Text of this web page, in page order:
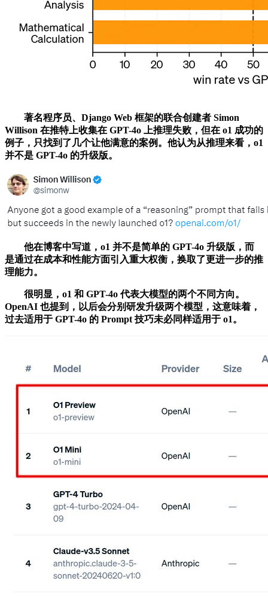
著名程序员、Django Web 框架的联合创建者 Simon
Willison 在推特上收集在 GPT-4o 上推理失败，但在 o1 成功的
例子，只找到了几个让他满意的案例。他认为从推理来看，o1
并不是 GPT-4o 的升级版。
他在博客中写道，o1 并不是简单的 GPT-4o 升级版，而
是通过在成本和性能方面引入重大权衡，换取了更进一步的推
理能力。
很明显，o1 和 GPT-4o 代表大模型的两个不同方向。
OpenAI 也提到，以后会分别研发升级两个模型，这意味着，
过去适用于 GPT-4o 的 Prompt 技巧未必同样适用于 o1。